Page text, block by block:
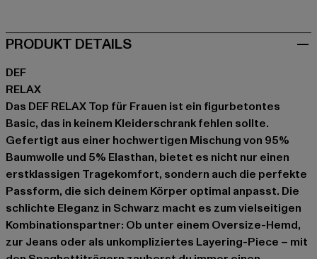
PRODUKT DETAILS
DEF
RELAX
Das DEF RELAX Top für Frauen ist ein figurbetontes
Basic, das in keinem Kleiderschrank fehlen sollte.
Gefertigt aus einer hochwertigen Mischung von 95%
Baumwolle und 5% Elasthan, bietet es nicht nur einen
erstklassigen Tragekomfort, sondern auch die perfekte
Passform, die sich deinem Körper optimal anpasst. Die
schlichte Eleganz in Schwarz macht es zum vielseitigen
Kombinationspartner: Ob unter einem Oversize-Hemd,
zur Jeans oder als unkompliziertes Layering-Piece – mit